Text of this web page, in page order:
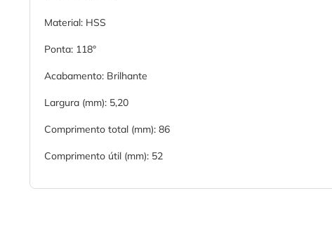
Material: HSS
Ponta: 118°
Acabamento: Brilhante
Largura (mm): 5,20
Comprimento total (mm): 86
Comprimento útil (mm): 52